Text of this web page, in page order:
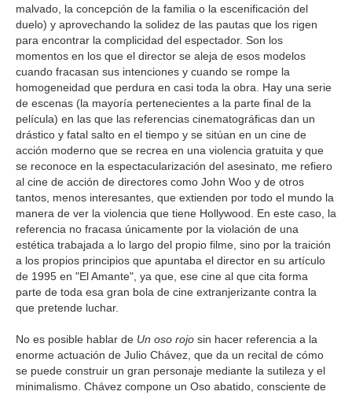
malvado, la concepción de la familia o la escenificación del
duelo) y aprovechando la solidez de las pautas que los rigen
para encontrar la complicidad del espectador. Son los
momentos en los que el director se aleja de esos modelos
cuando fracasan sus intenciones y cuando se rompe la
homogeneidad que perdura en casi toda la obra. Hay una serie
de escenas (la mayoría pertenecientes a la parte final de la
película) en las que las referencias cinematográficas dan un
drástico y fatal salto en el tiempo y se sitúan en un cine de
acción moderno que se recrea en una violencia gratuita y que
se reconoce en la espectacularización del asesinato, me refiero
al cine de acción de directores como John Woo y de otros
tantos, menos interesantes, que extienden por todo el mundo la
manera de ver la violencia que tiene Hollywood. En este caso, la
referencia no fracasa únicamente por la violación de una
estética trabajada a lo largo del propio filme, sino por la traición
a los propios principios que apuntaba el director en su artículo
de 1995 en "El Amante", ya que, ese cine al que cita forma
parte de toda esa gran bola de cine extranjerizante contra la
que pretende luchar.
No es posible hablar de Un oso rojo sin hacer referencia a la
enorme actuación de Julio Chávez, que da un recital de cómo
se puede construir un gran personaje mediante la sutileza y el
minimalismo. Chávez compone un Oso abatido, consciente de